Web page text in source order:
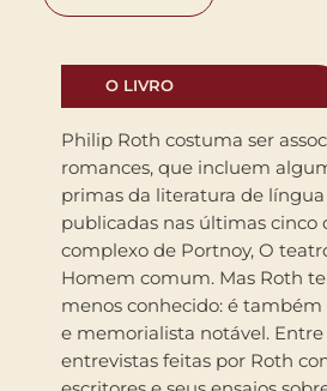
O LIVRO
Philip Roth costuma ser
romances, que incluem
primas da literatura de
publicadas nas últimas cinco
complexo de Portnoy, O
Homem comum. Mas Roth
menos conhecido: é também
e memorialista notável. Entre nós reúne
entrevistas feitas por Roth